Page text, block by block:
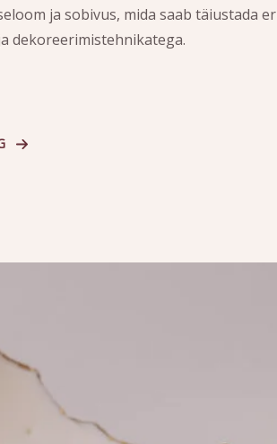
ja sobivus, mida saab täiustada
dekoreerimistehnikatega.